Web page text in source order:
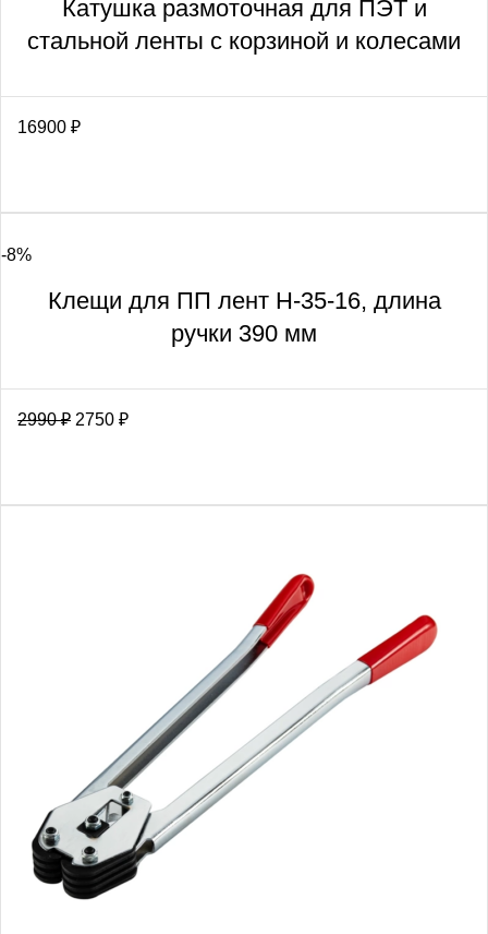
Катушка размоточная для ПЭТ и
стальной ленты с корзиной и колесами
16900 ₽
-8%
Клещи для ПП лент H-35-16, длина
ручки 390 мм
2990₽ 2750 ₽